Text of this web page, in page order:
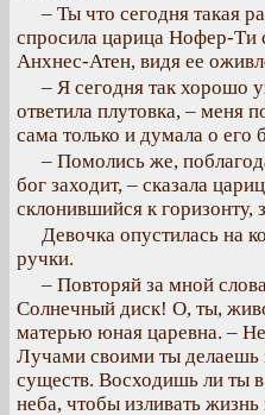
– Ты что сегодня такая
спросила царица Нофер-
Анхнес-Атен, видя ее
– Я сегодня так хорошо
ответила плутовка, – меня
сама только и думала о его
– Помолись же,
бог заходит, – сказала
склонившийся к
Девочка опустилась на
ручки.
– Повторяй за мной
Солнечный диск! О, ты,
матерью юная царевна. –
Лучами своими ты делаешь
существ. Восходишь ли ты
неба, чтобы изливать